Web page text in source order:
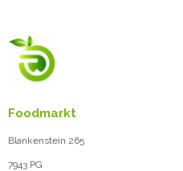
Foodmarkt
Blankenstein 265
7943 PG